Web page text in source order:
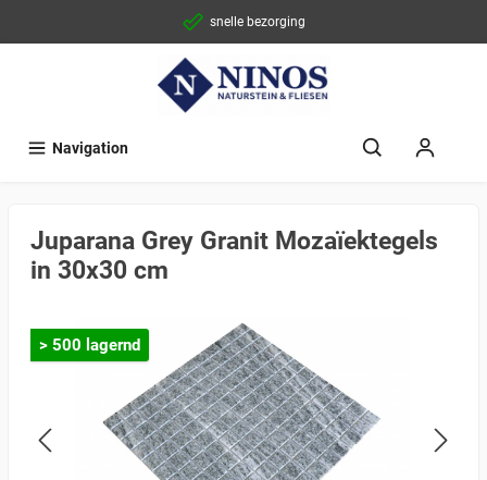
snelle bezorging
Navigation
Juparana Grey Granit Mozaïektegels
in 30x30 cm
> 500 lagernd